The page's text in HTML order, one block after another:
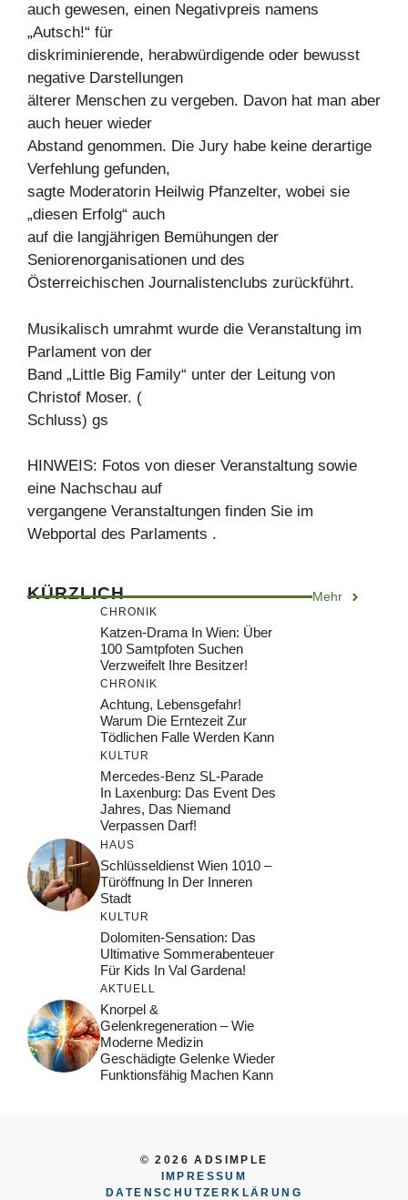
auch gewesen, einen Negativpreis namens
„Autsch!“ für
diskriminierende, herabwürdigende oder bewusst
negative Darstellungen
älterer Menschen zu vergeben. Davon hat man aber
auch heuer wieder
Abstand genommen. Die Jury habe keine derartige
Verfehlung gefunden,
sagte Moderatorin Heilwig Pfanzelter, wobei sie
„diesen Erfolg“ auch
auf die langjährigen Bemühungen der
Seniorenorganisationen und des
Österreichischen Journalistenclubs zurückführt.
Musikalisch umrahmt wurde die Veranstaltung im
Parlament von der
Band „Little Big Family“ unter der Leitung von
Christof Moser. (
Schluss) gs
HINWEIS: Fotos von dieser Veranstaltung sowie
eine Nachschau auf
vergangene Veranstaltungen finden Sie im
Webportal des Parlaments .
KÜRZLICH Mehr
CHRONIK
Katzen-Drama In Wien: Über
100 Samtpfoten Suchen
Verzweifelt Ihre Besitzer!
CHRONIK
Achtung, Lebensgefahr!
Warum Die Erntezeit Zur
Tödlichen Falle Werden Kann
KULTUR
Mercedes-Benz SL-Parade
In Laxenburg: Das Event Des
Jahres, Das Niemand
Verpassen Darf!
HAUS
Schlüsseldienst Wien 1010 –
Türöffnung In Der Inneren
Stadt
KULTUR
Dolomiten-Sensation: Das
Ultimative Sommerabenteuer
Für Kids In Val Gardena!
AKTUELL
Knorpel &
Gelenkregeneration – Wie
Moderne Medizin
Geschädigte Gelenke Wieder
Funktionsfähig Machen Kann
© 2026 ADSIMPLE
IMPRESSUM
DATENSCHUTZERKLÄRUNG